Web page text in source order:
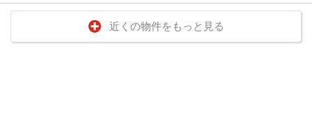
近くの物件をもっと見る